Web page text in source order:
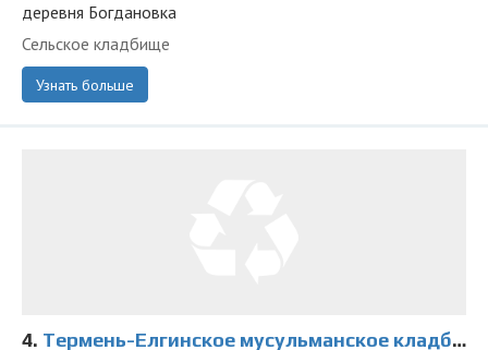
деревня Богдановка
Сельское кладбище
Узнать больше
4. Термень-Елгинское мусульманское кладбище